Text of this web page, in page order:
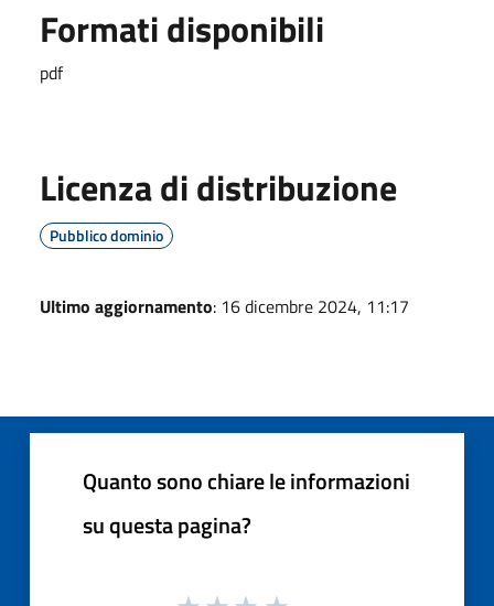
Formati disponibili
pdf
Licenza di distribuzione
Pubblico dominio
Ultimo aggiornamento: 16 dicembre 2024, 11:17
Quanto sono chiare le informazioni
su questa pagina?